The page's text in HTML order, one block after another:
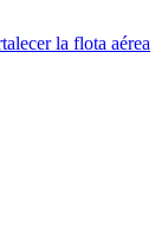
la flota aérea